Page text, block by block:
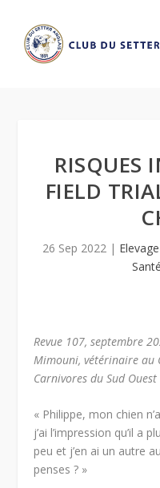
RISQUES
FIELD
26 Sep 2022|
Santé
Revue 107, septembre
Mimouni, vétérinaire au
Carnivores du Sud Ouest
« Philippe, mon chien
j’ai l’impression qu’il a
peu et j’en ai un autre
penses ? »